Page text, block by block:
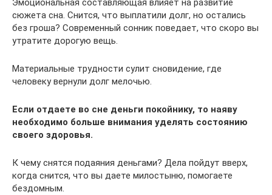
Эмоциональная составляющая влияет на развитие
сюжета сна. Снится, что выплатили долг, но остались
без гроша? Современный сонник поведает, что скоро вы
утратите дорогую вещь.
Материальные трудности сулит сновидение, где
человеку вернули долг мелочью.
Если отдаете во сне деньги покойнику, то наяву
необходимо больше внимания уделять состоянию
своего здоровья.
К чему снятся подаяния деньгами? Дела пойдут вверх,
когда снится, что вы даете милостыню, помогаете
бездомным.